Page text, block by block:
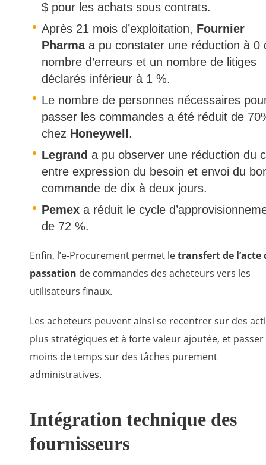
$ pour les achats sous contrats.
Après 21 mois d’exploitation, Fournier
Pharmaa pu constater une réduction à 0
nombre d’erreurs et un nombre de litiges
déclarés inférieur à 1 %.
Le nombre de personnes nécessaires
passer les commandes a été réduit de
chez Honeywell .
Legrand a pu observer une réduction du
entre expression du besoin et envoi du
commande de dix à deux jours.
Pemex a réduit le cycle
de 72 %.
Enfin, l’e-Procurement permet letransfert de l’acte
passation de commandes des acheteurs vers les
utilisateurs finaux.
Les acheteurs peuvent ainsi se recentrer sur des
plus stratégiques et à forte valeur ajoutée, et passer
moins de temps sur des tâches purement
administratives.
Intégration technique des
fournisseurs